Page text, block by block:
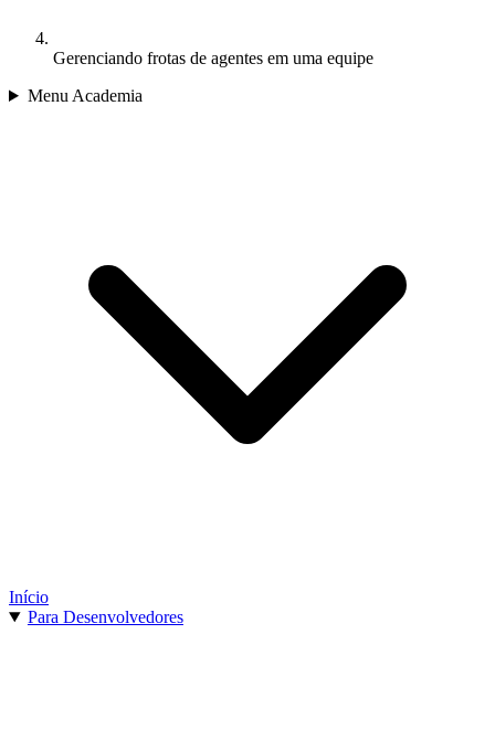
Gerenciando frotas de agentes em uma equipe
Menu Academia
Início
Para Desenvolvedores